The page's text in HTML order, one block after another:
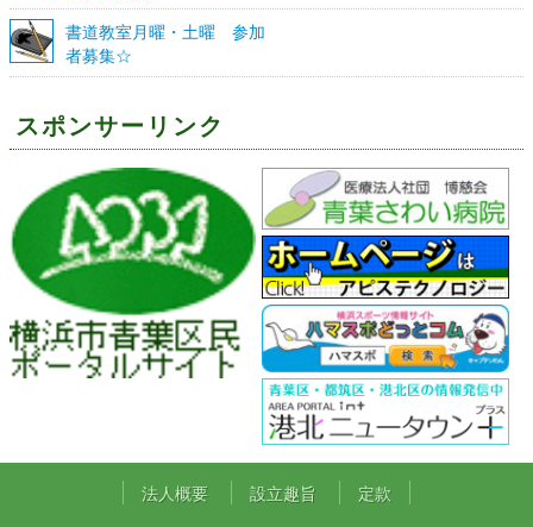
書道教室月曜・土曜 参加
者募集☆
スポンサーリンク
法人概要 設立趣旨 定款